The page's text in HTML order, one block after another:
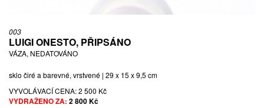
003
LUIGI ONESTO, PŘIPSÁNO
VÁZA, NEDATOVÁNO
sklo čiré a barevné, vrstvené | 29 x 15 x 9,5 cm
VYVOLÁVACÍ CENA:2 500 Kč
VYDRAŽENO ZA: 2 800 Kč